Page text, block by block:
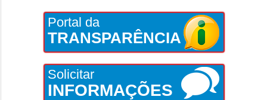
Portal da
TRANSPARÊNCIA
Solicitar
INFORMAÇÕES